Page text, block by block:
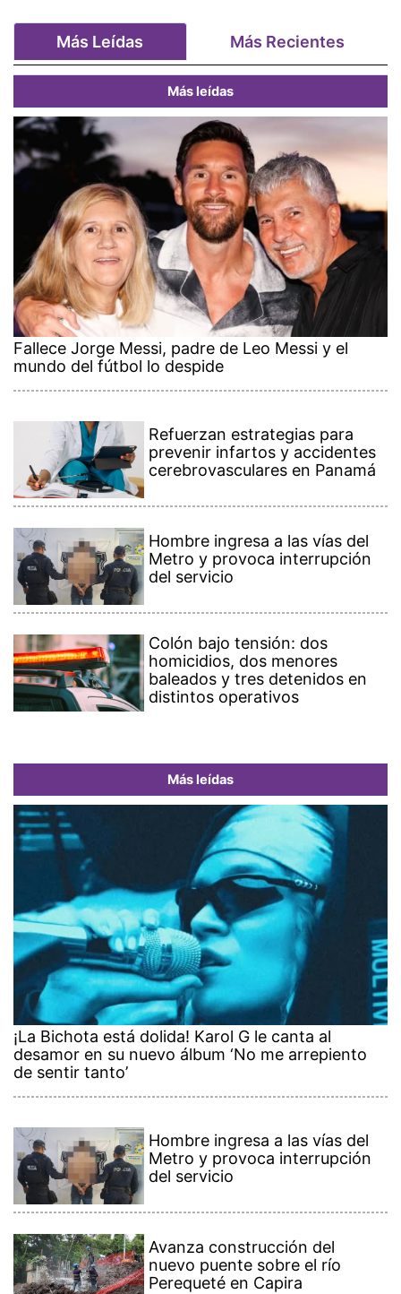
Más Leídas Más Recientes
Más leídas
Fallece Jorge Messi, padre de Leo Messi y el
mundo del fútbol lo despide
Refuerzan estrategias para
prevenir infartos y accidentes
cerebrovasculares en Panamá
Hombre ingresa a las vías del
Metro y provoca interrupción
del servicio
Colón bajo tensión: dos
homicidios, dos menores
baleados y tres detenidos en
distintos operativos
Más leídas
¡La Bichota está dolida! Karol G le canta al
desamor en su nuevo álbum ‘No me arrepiento
de sentir tanto’
Hombre ingresa a las vías del
Metro y provoca interrupción
del servicio
Avanza construcción del
nuevo puente sobre el río
Perequeté en Capira